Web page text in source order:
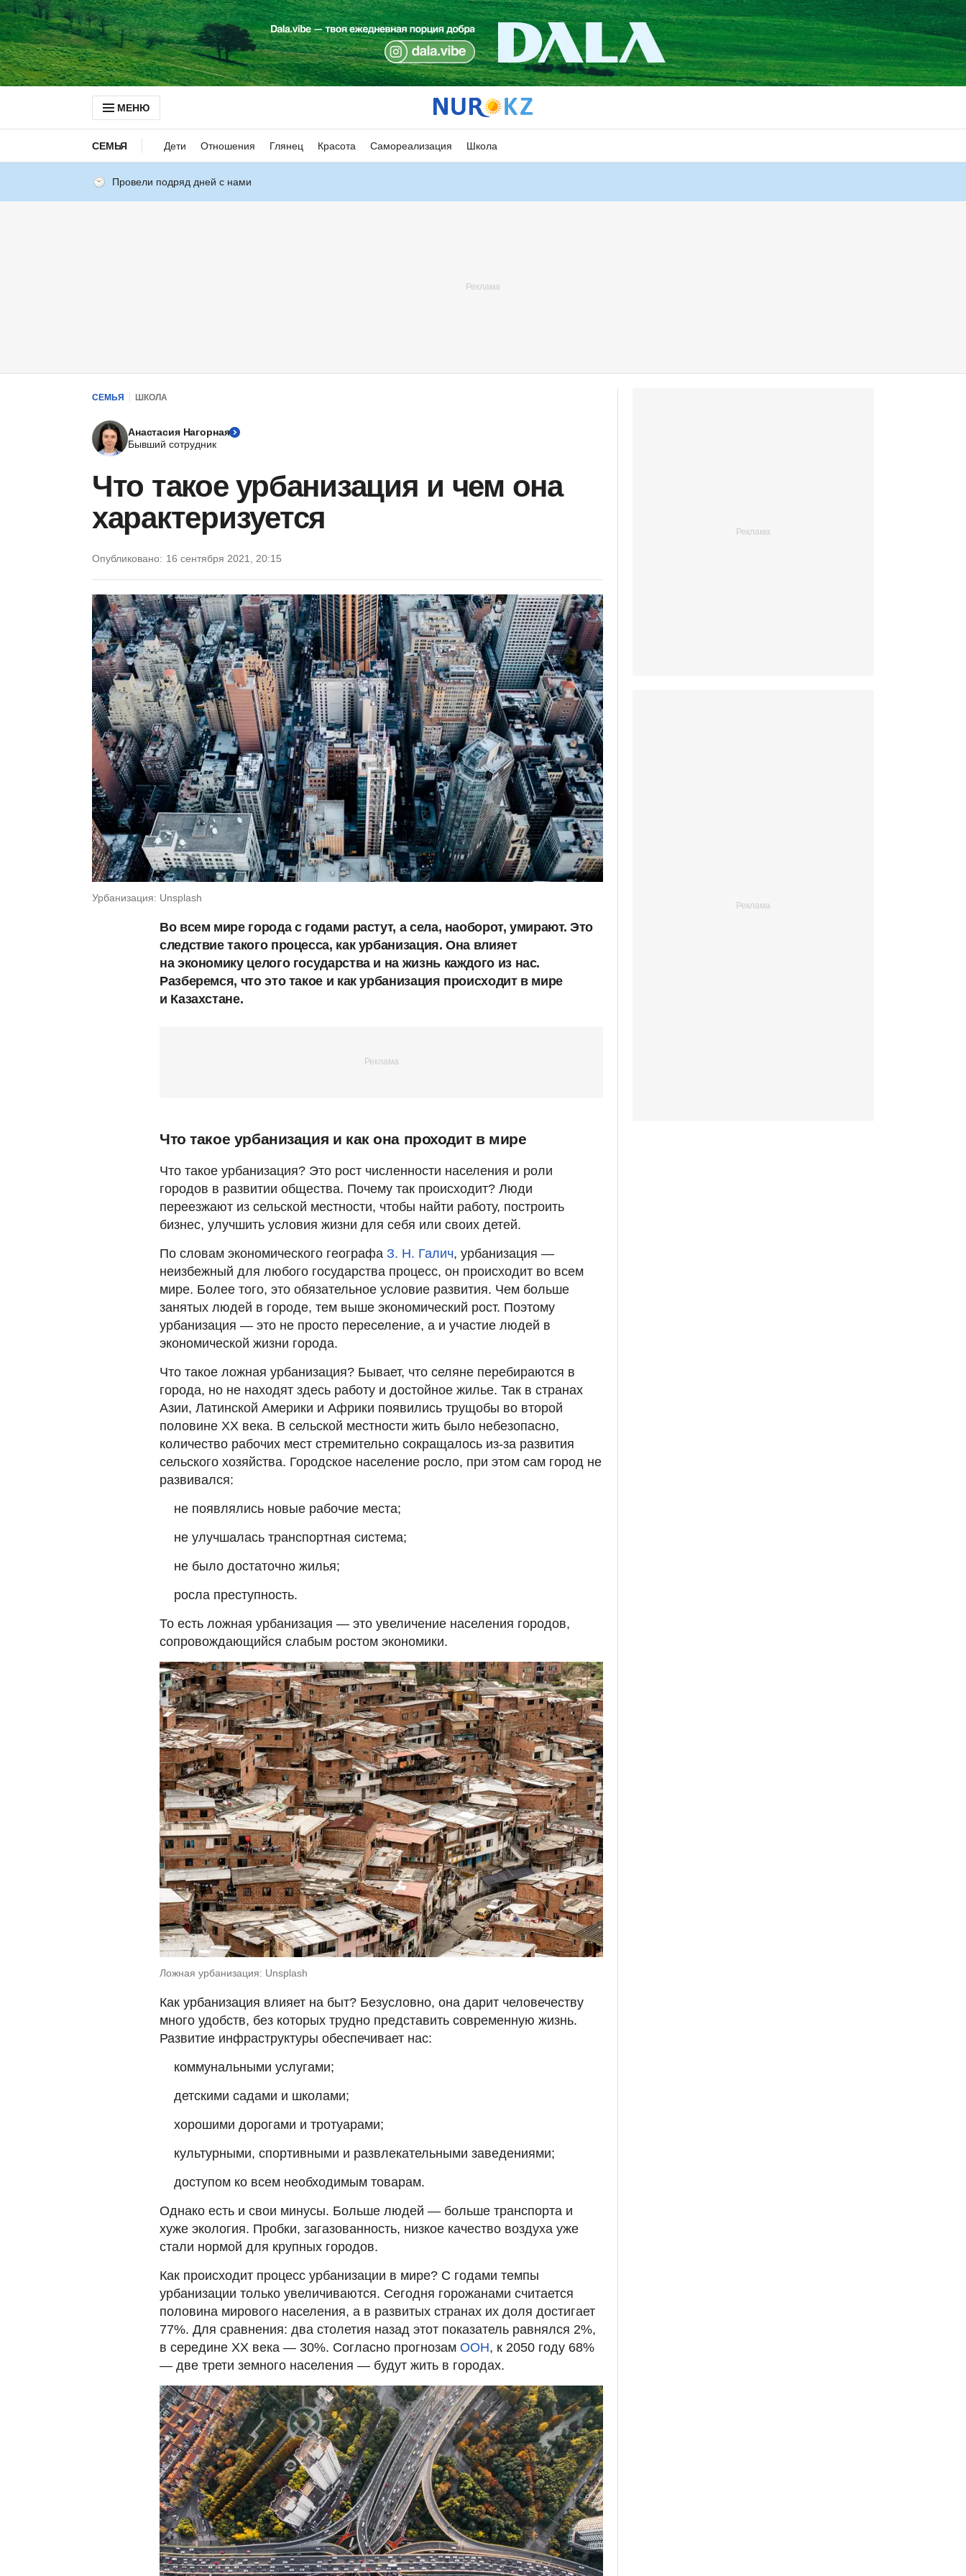
МЕНЮ
СЕМЬЯ Дети Отношения Глянец Красота Самореализация Школа
Провели подряд дней с нами
СЕМЬЯ ШКОЛА
Анастасия Нагорная
Бывший сотрудник
Что такое урбанизация и чем она
характеризуется
Опубликовано: 16 сентября 2021, 20:15
Урбанизация: Unsplash
Во всем мире города с годами растут, а села, наоборот, умирают. Это
следствие такого процесса, как урбанизация. Она влияет
на экономику целого государства и на жизнь каждого из нас.
Разберемся, что это такое и как урбанизация происходит в мире
и Казахстане.
Что такое урбанизация и как она проходит в мире
Что такое урбанизация? Это рост численности населения и роли
городов в развитии общества. Почему так происходит? Люди
переезжают из сельской местности, чтобы найти работу, построить
бизнес, улучшить условия жизни для себя или своих детей.
По словам экономического географа З. Н. Галич, урбанизация —
неизбежный для любого государства процесс, он происходит во всем
мире. Более того, это обязательное условие развития. Чем больше
занятых людей в городе, тем выше экономический рост. Поэтому
урбанизация — это не просто переселение, а и участие людей в
экономической жизни города.
Что такое ложная урбанизация? Бывает, что селяне перебираются в
города, но не находят здесь работу и достойное жилье. Так в странах
Азии, Латинской Америки и Африки появились трущобы во второй
половине ХХ века. В сельской местности жить было небезопасно,
количество рабочих мест стремительно сокращалось из-за развития
сельского хозяйства. Городское население росло, при этом сам город не
развивался:
не появлялись новые рабочие места;
не улучшалась транспортная система;
не было достаточно жилья;
росла преступность.
То есть ложная урбанизация — это увеличение населения городов,
сопровождающийся слабым ростом экономики.
Ложная урбанизация: Unsplash
Как урбанизация влияет на быт? Безусловно, она дарит человечеству
много удобств, без которых трудно представить современную жизнь.
Развитие инфраструктуры обеспечивает нас:
коммунальными услугами;
детскими садами и школами;
хорошими дорогами и тротуарами;
культурными, спортивными и развлекательными заведениями;
доступом ко всем необходимым товарам.
Однако есть и свои минусы. Больше людей — больше транспорта и
хуже экология. Пробки, загазованность, низкое качество воздуха уже
стали нормой для крупных городов.
Как происходит процесс урбанизации в мире? С годами темпы
урбанизации только увеличиваются. Сегодня горожанами считается
половина мирового населения, а в развитых странах их доля достигает
77%. Для сравнения: два столетия назад этот показатель равнялся 2%,
в середине ХХ века — 30%. Согласно прогнозам ООН, к 2050 году 68%
— две трети земного населения — будут жить в городах.